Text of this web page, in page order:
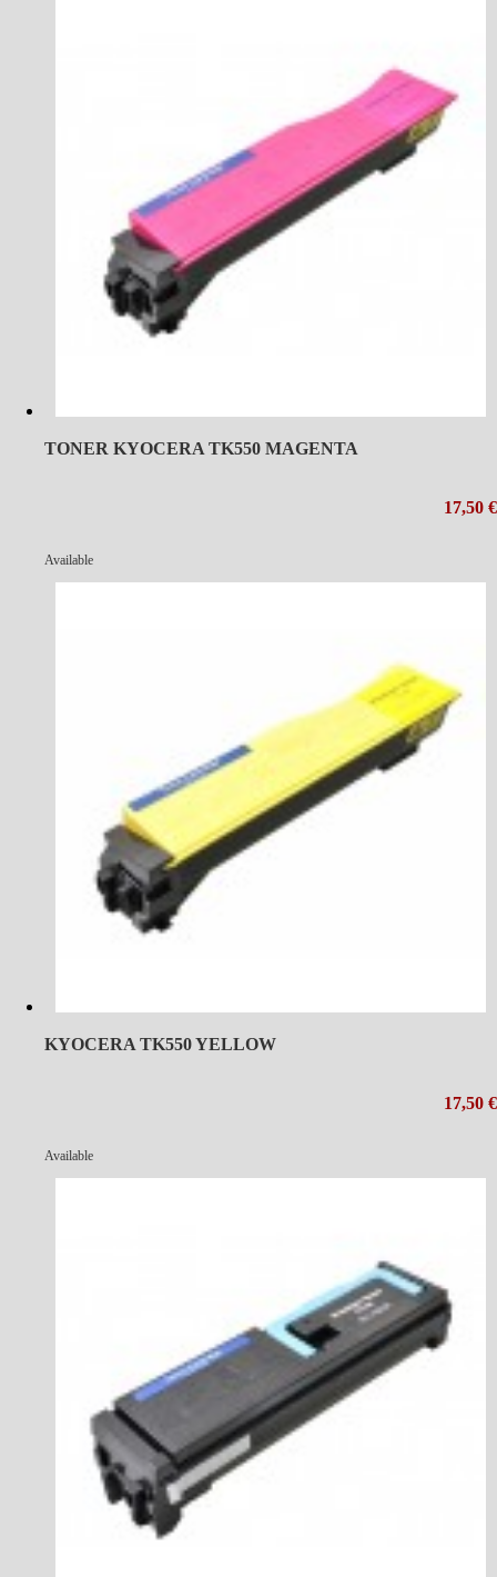
TONER KYOCERA TK550 MAGENTA
17,50 €
Available
KYOCERA TK550 YELLOW
17,50 €
Available